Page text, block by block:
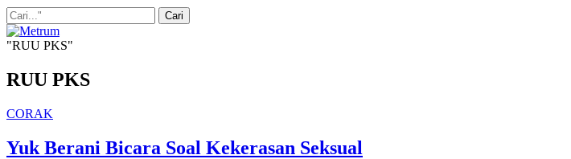
"RUU PKS"
RUU PKS
CORAK
Yuk Berani Bicara Soal Kekerasan Seksual